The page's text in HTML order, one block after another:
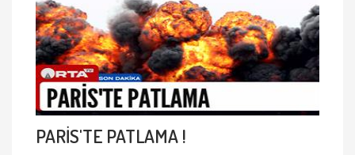
PARİS'TE PATLAMA !